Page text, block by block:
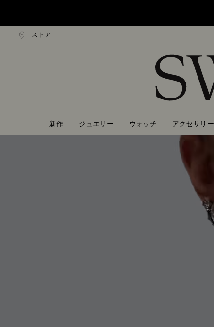
Accesskeys list
ストア
円以上で通常配送無料
新作 ジュエリー ウォッチ アクセサリー